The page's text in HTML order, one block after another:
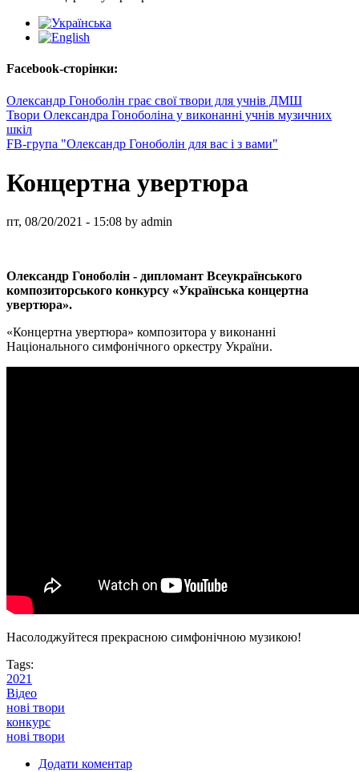
Facebook-сторінки:
Олександр Гоноболін грає свої твори для учнів ДМШ
Твори Олександра Гоноболіна у виконанні учнів музичних
шкіл
FB-група "Олександр Гоноболін для вас і з вами"
Концертна увертюра
пт, 08/20/2021 - 15:08 by admin
Олександр Гоноболін - дипломант Всеукраїнського
композиторського конкурсу «Українська концертна
увертюра».
«Концертна увертюра» композитора у виконанні
Національного симфонічного оркестру України.
Насолоджуйтеся прекрасною симфонічною музикою!
Tags:
2021
Відео
нові твори
конкурс
нові твори
Додати коментар